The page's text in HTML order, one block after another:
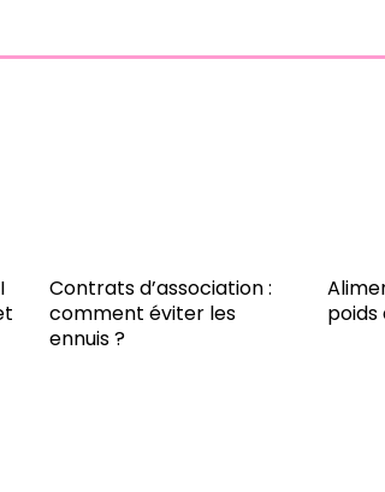
Contrats d’association :
comment éviter les
ennuis ?